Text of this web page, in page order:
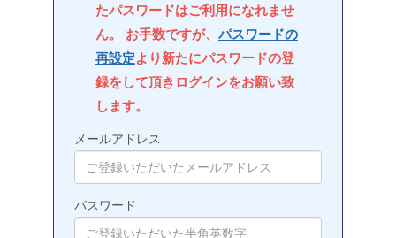
たパスワードはご利用になれませ
ん。 お手数ですが、 パスワードの
再設定より新たにパスワードの登
録をして頂きログインをお願い致
します。
メールアドレス
パスワード